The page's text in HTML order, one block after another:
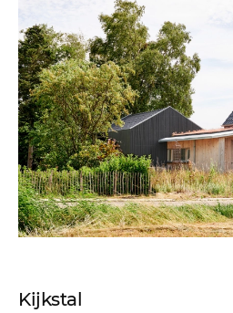
Kijkstal